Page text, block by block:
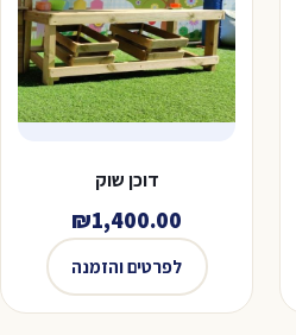
דוכן שוק
₪1,400.00
לפרטים והזמנה